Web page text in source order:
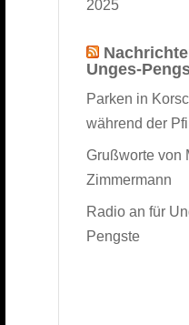
2025
Unges-
Parken in
während der
Grußworte von
Zimmermann
Radio an für
Pengste